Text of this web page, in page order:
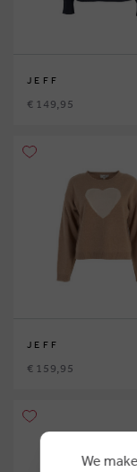
JEFF
€ 149,95
JEFF
€ 159,95
We